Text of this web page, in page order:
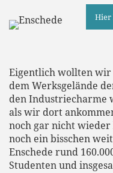
Hier
Eigentlich wollten wir
dem Werksgelände
den Industriecharme
als wir dort
noch gar nicht
noch ein bisschen
Enschede rund
Studenten und